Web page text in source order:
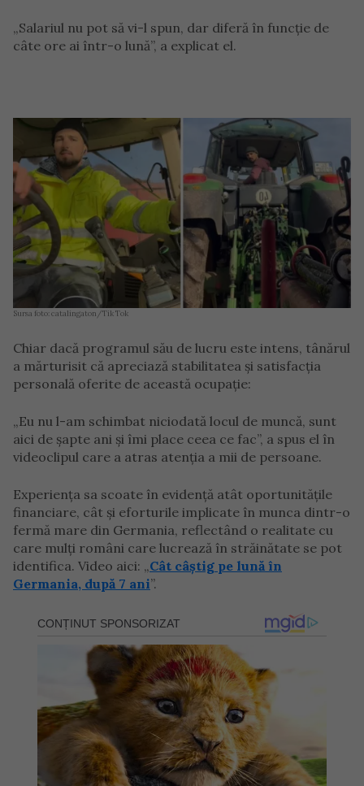
„Salariul nu pot să vi-l spun, dar diferă în funcție de
câte ore ai într-o lună”, a explicat el.
Sursa foto: catalingaton/Tik Tok
Chiar dacă programul său de lucru este intens, tânărul
a mărturisit că apreciază stabilitatea și satisfacția
personală oferite de această ocupație:
„Eu nu l-am schimbat niciodată locul de muncă, sunt
aici de șapte ani și îmi place ceea ce fac”, a spus el în
videoclipul care a atras atenția a mii de persoane.
Experiența sa scoate în evidență atât oportunitățile
financiare, cât și eforturile implicate în munca dintr-o
fermă mare din Germania, reflectând o realitate cu
care mulți români care lucrează în străinătate se pot
identifica. Video aici: „Cât câștig pe lună în
Germania, după 7 ani”.